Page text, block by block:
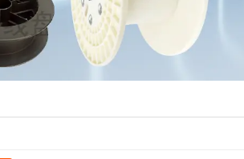
展会风采
PLW系
周边配套产